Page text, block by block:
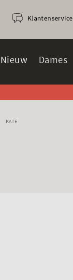
Nieuw Dames
Klantenservice
KATE